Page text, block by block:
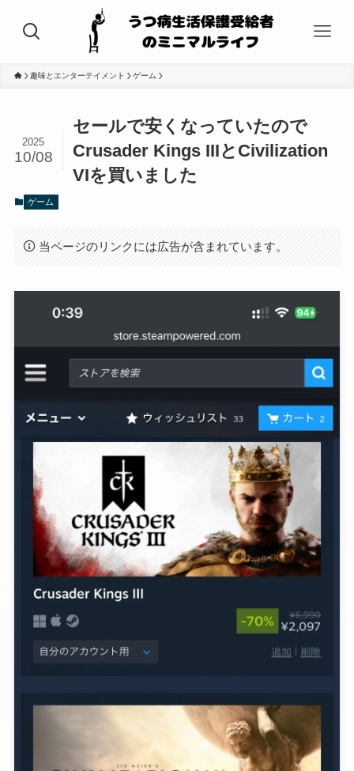
趣味とエンターテイメント ゲーム
セールで安くなっていたので
Crusader Kings IIIとCivilization
VIを買いました
2025
10/08
ゲーム
当ページのリンクには広告が含まれています。